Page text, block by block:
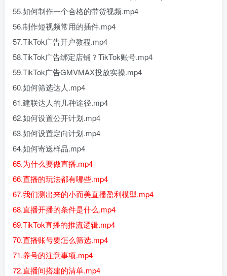
55.如何制作一个合格的带货视频.mp4
56.制作短视频常用的插件.mp4
57.TikTok广告开户教程.mp4
58.TikTok广告绑定店铺？TikTok账号.mp4
59.TikTok广告GMVMAX投放实操.mp4
60.如何筛选达人.mp4
61.建联达人的几种途径.mp4
62.如何设置公开计划.mp4
63.如何设置定向计划.mp4
64.如何寄送样品.mp4
65.为什么要做直播.mp4
66.直播的玩法都有哪些.mp4
67.我们测出来的小而美直播盈利模型.mp4
68.直播开播的条件是什么.mp4
69.TikTok直播的推流逻辑.mp4
70.直播账号要怎么筛选.mp4
71.养号的注意事项.mp4
72.直播间搭建的清单.mp4